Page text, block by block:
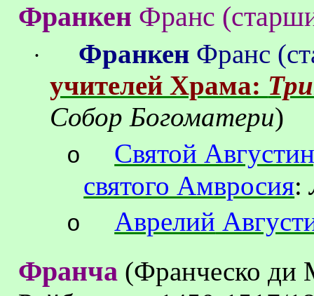
Франкен Франс (
· Франкен Франс
учителей Храма:
Собор Богоматери)
o
Святой
святого Амвросия:
o Аврелий
Франча (Франческо ди